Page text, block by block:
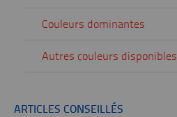
Couleurs dominantes
Autres couleurs disponibles
ARTICLES CONSEILLÉS